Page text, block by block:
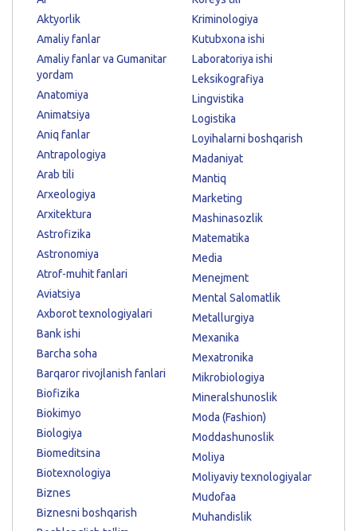
Aktyorlik
Amaliy fanlar
Amaliy fanlar va Gumanitar
yordam
Anatomiya
Animatsiya
Aniq fanlar
Antrapologiya
Arab tili
Arxeologiya
Arxitektura
Astrofizika
Astronomiya
Atrof-muhit fanlari
Aviatsiya
Axborot texnologiyalari
Bank ishi
Barcha soha
Barqaror rivojlanish fanlari
Biofizika
Biokimyo
Biologiya
Biomeditsina
Biotexnologiya
Biznes
Biznesni boshqarish
Kriminologiya
Kutubxona ishi
Laboratoriya ishi
Leksikografiya
Lingvistika
Logistika
Loyihalarni boshqarish
Madaniyat
Mantiq
Marketing
Mashinasozlik
Matematika
Media
Menejment
Mental Salomatlik
Metallurgiya
Mexanika
Mexatronika
Mikrobiologiya
Mineralshunoslik
Moda (Fashion)
Moddashunoslik
Moliya
Moliyaviy texnologiyalar
Mudofaa
Muhandislik